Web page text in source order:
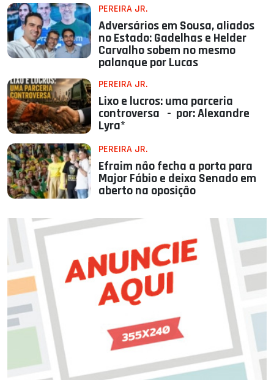
PEREIRA JR.
Adversários em Sousa, aliados
no Estado: Gadelhas e Helder
Carvalho sobem no mesmo
palanque por Lucas
PEREIRA JR.
Lixo e lucros: uma parceria
controversa - por: Alexandre
Lyra*
PEREIRA JR.
Efraim não fecha a porta para
Major Fábio e deixa Senado em
aberto na oposição